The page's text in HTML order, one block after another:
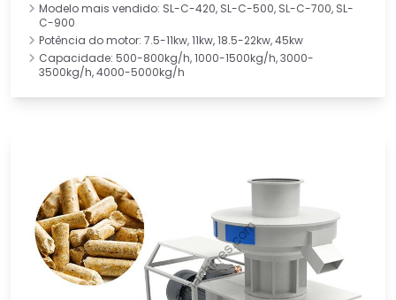
Modelo mais vendido: SL-C-420, SL-C-500, SL-C-700, SL-
C-900
Potência do motor: 7.5-11kw, 11kw, 18.5-22kw, 45kw
Capacidade: 500-800kg/h, 1000-1500kg/h, 3000-
3500kg/h, 4000-5000kg/h